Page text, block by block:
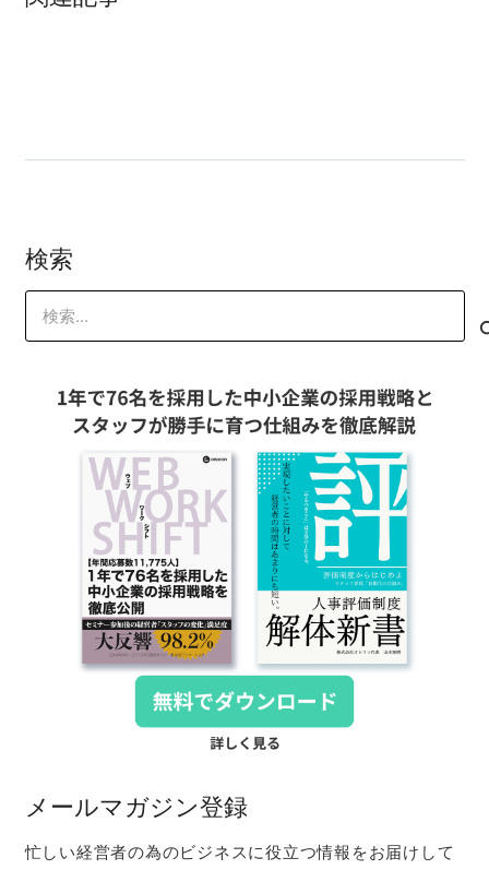
検索
索:
メールマガジン登録
忙しい経営者の為のビジネスに役立つ情報をお届けして